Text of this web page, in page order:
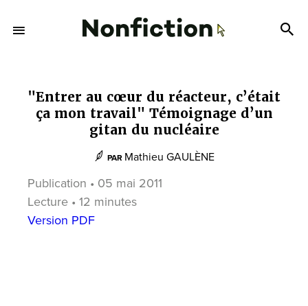
"Entrer au cœur du réacteur, c’était
ça mon travail" Témoignage d’un
gitan du nucléaire
PAR Mathieu GAULÈNE
Publication • 05 mai 2011
Lecture • 12 minutes
Version PDF